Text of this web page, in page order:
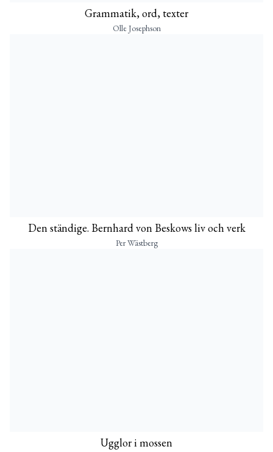
Grammatik, ord, texter
Olle Josephson
Den ständige. Bernhard von Beskows liv och verk
Per Wästberg
Ugglor i mossen